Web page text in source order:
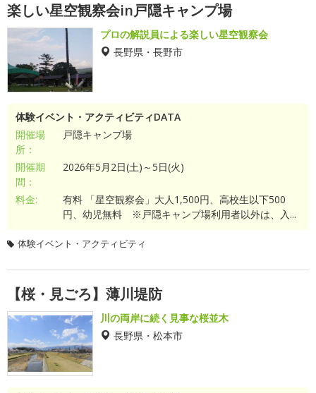
楽しい星空観察会in戸隠キャンプ場
プロの解説員による楽しい星空観察会
長野県・長野市
体験イベント・アクティビティDATA
開催場
所：
戸隠キャンプ場
開催期
間：
2026年5月2日(土)～5日(火)
料金:
有料 「星空観察会」大人1,500円、高校生以下500
円、幼児無料 ※戸隠キャンプ場利用者以外は、入...
体験イベント・アクティビティ
【桜・見ごろ】薄川堤防
川の両岸に続く見事な桜並木
長野県・松本市